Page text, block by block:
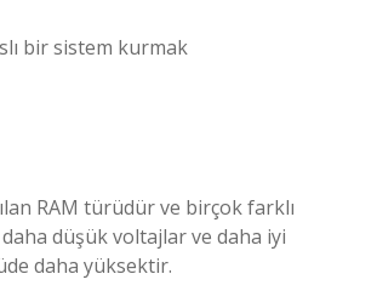
bir sistem kurmak
RAM türüdür ve birçok farklı
daha düşük voltajlar ve daha iyi
daha yüksektir.